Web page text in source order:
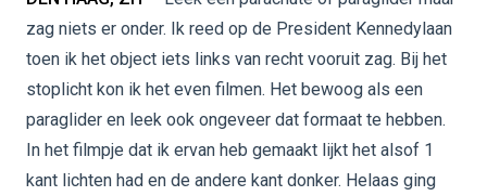
zag niets er onder. Ik reed op de President Kennedylaan
toen ik het object iets links van recht vooruit zag. Bij het
stoplicht kon ik het even filmen. Het bewoog als een
paraglider en leek ook ongeveer dat formaat te hebben.
In het filmpje dat ik ervan heb gemaakt lijkt het alsof 1
kant lichten had en de andere kant donker. Helaas ging